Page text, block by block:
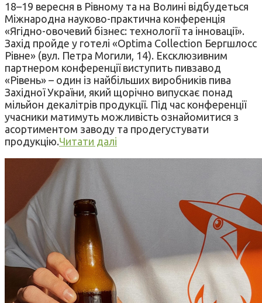
18–19 вересня в Рівному та на Волині відбудеться
Міжнародна науково-практична конференція
«Ягідно-овочевий бізнес: технології та інновації».
Захід пройде у готелі «Optima Collection Бергшлосс
Рівне» (вул. Петра Могили, 14). Ексклюзивним
партнером конференції виступить пивзавод
«Рівень» – один із найбільших виробників пива
Західної України, який щорічно випускає понад
мільйон декалітрів продукції. Під час конференції
учасники матимуть можливість ознайомитися з
асортиментом заводу та продегустувати
продукцію.Читати далі